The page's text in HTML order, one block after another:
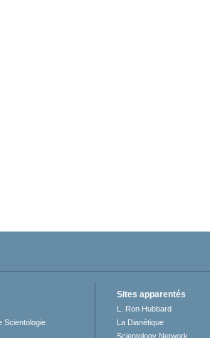
Scientologie
Sites apparentés
L. Ron Hubbard
La Dianétique
Scientology Network